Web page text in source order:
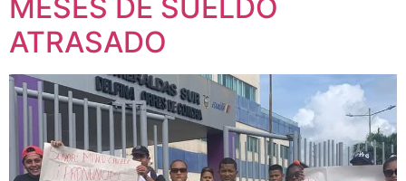
MESES DE SUELDO
ATRASADO